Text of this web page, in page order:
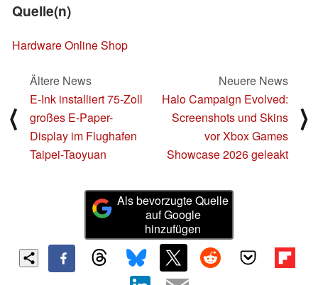
Quelle(n)
Hardware Online Shop
⟨
Ältere News
E-Ink installiert 75-Zoll
großes E-Paper-
Display im Flughafen
Taipei-Taoyuan
Neuere News
Halo Campaign Evolved:
Screenshots und Skins
vor Xbox Games
Showcase 2026 geleakt
⟩
Als bevorzugte Quelle
auf Google
hinzufügen